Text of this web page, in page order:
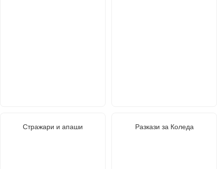
Стражари и апаши Разкази за Коледа